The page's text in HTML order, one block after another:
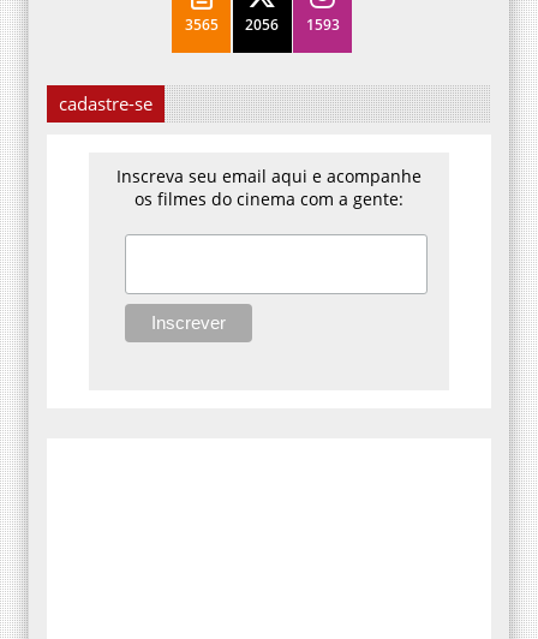
3565 2056 1593
cadastre-se
Inscreva seu email aqui e acompanhe
os filmes do cinema com a gente: